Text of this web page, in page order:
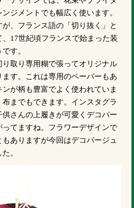
ジメントでも幅広く使います。
、フランス語の「切り抜く」と
17世紀頃フランスで始まった装
す。
取り専用糊で張ってオリジナル
す。これは専用のペーパーもあ
が柄も豊富でよく使われていま
までもできます。インスタグラ
さんの上履きが可愛くデコパー
てますね。フラワーデザインで
ありますが今回はデコパージュ
。